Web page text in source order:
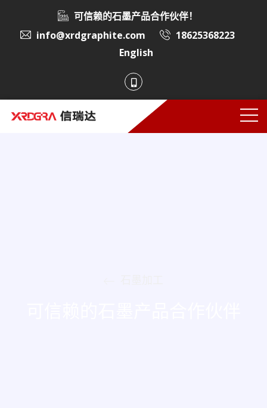
可信赖的石墨产品合作伙伴！
info@xrdgraphite.com
18625368223
English